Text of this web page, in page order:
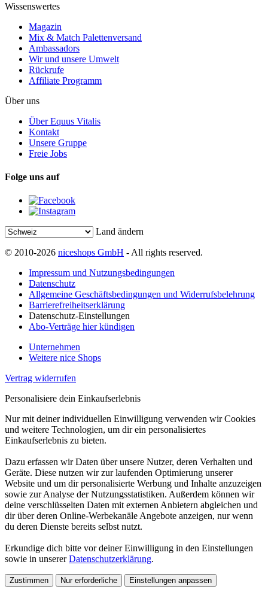
Wissenswertes
Magazin
Mix & Match Palettenversand
Ambassadors
Wir und unsere Umwelt
Rückrufe
Affiliate Programm
Über uns
Über Equus Vitalis
Kontakt
Unsere Gruppe
Freie Jobs
Folge uns auf
Land ändern
© 2010-2026 niceshops GmbH - All rights reserved.
Impressum und Nutzungsbedingungen
Datenschutz
Allgemeine Geschäftsbedingungen und Widerrufsbelehrung
Barrierefreiheitserklärung
Datenschutz-Einstellungen
Abo-Verträge hier kündigen
Unternehmen
Weitere nice Shops
Vertrag widerrufen
Personalisiere dein Einkaufserlebnis
Nur mit deiner individuellen Einwilligung verwenden wir Cookies
und weitere Technologien, um dir ein personalisiertes
Einkaufserlebnis zu bieten.
Dazu erfassen wir Daten über unsere Nutzer, deren Verhalten und
Geräte. Diese nutzen wir zur laufenden Optimierung unserer
Website und um dir personalisierte Werbung und Inhalte anzuzeigen
sowie zur Analyse der Nutzungsstatistiken. Außerdem können wir
deine verschlüsselten Daten mit externen Anbietern abgleichen und
dir über deren Online-Werbekanäle Angebote anzeigen, nur wenn
du deren Dienste bereits selbst nutzt.
Erkundige dich bitte vor deiner Einwilligung in den Einstellungen
sowie in unsererDatenschutzerklärung.
Zustimmen Nur erforderliche Einstellungen anpassen